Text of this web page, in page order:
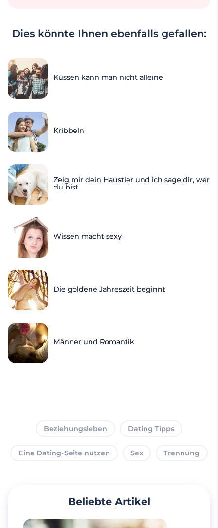
Dies könnte Ihnen ebenfalls gefallen:
Küssen kann man nicht alleine
Kribbeln
Zeig mir dein Haustier und ich sage dir, wer
du bist
Wissen macht sexy
Die goldene Jahreszeit beginnt
Männer und Romantik
Beziehungsleben Dating Tipps
Eine Dating-Seite nutzen Sex Trennung
Beliebte Artikel